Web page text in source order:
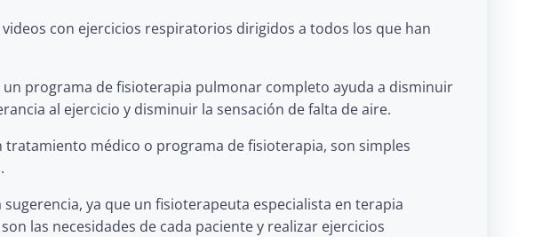
con ejercicios respiratorios dirigidos a todos los que han
programa de fisioterapia pulmonar completo ayuda a disminuir
al ejercicio y disminuir la sensación de falta de aire.
tratamiento médico o programa de fisioterapia, son simples
ya que un fisioterapeuta especialista en terapia
las necesidades de cada paciente y realizar ejercicios